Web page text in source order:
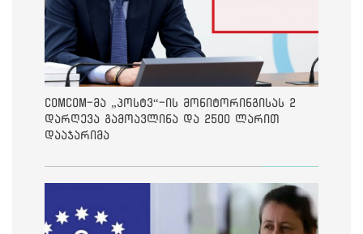
ComCom-მა „პოსტვ“-ის მონიტორინგისას 2
დარღევა გამოავლინა და 2500 ლარით
დააჯარიმა